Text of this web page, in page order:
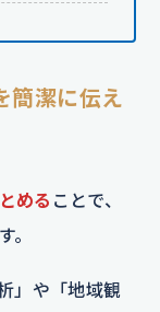
簡潔に伝え
める ことで、
。
」や「地域観